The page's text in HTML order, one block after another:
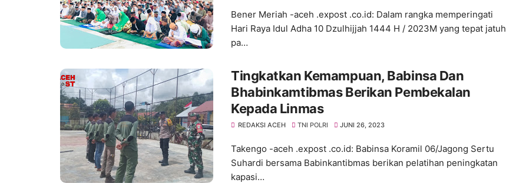
Bener Meriah -aceh .expost .co.id: Dalam rangka memperingati
Hari Raya Idul Adha 10 Dzulhijjah 1444 H / 2023M yang tepat jatuh
pa…
Tingkatkan Kemampuan, Babinsa Dan
Bhabinkamtibmas Berikan Pembekalan
Kepada Linmas
REDAKSI ACEH TNI POLRI JUNI 26, 2023
Takengo -aceh .expost .co.id: Babinsa Koramil 06/Jagong Sertu
Suhardi bersama Babinkantibmas berikan pelatihan peningkatan
kapasi…